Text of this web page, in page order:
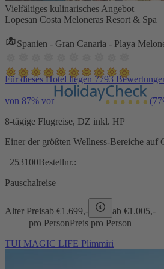
Vielfältiges kulinarisches Angebot
Lopesan Costa Meloneras Resort & Spa
Spanien - Gran Canaria - Playa
Für dieses Hotel liegen 7793
von 87% vor
8-tägige Flugreise, DZ inkl. HP
Einer der größten Wellness-Bereiche auf
253100Bestellnr.:
Pauschalreise
Alter Preisab €1.699,- ab €1.005,-
pro PersonPreis pro Person
TUI MAGIC LIFE Plimmiri